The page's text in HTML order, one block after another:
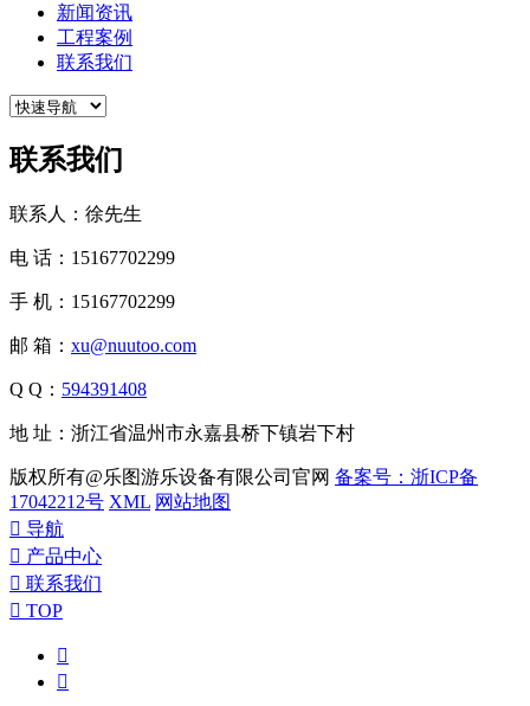
新闻资讯
工程案例
联系我们
联系我们
联系人：徐先生
电 话：15167702299
手 机：15167702299
邮 箱： xu@nuutoo.com
Q Q： 594391408
地 址：浙江省温州市永嘉县桥下镇岩下村
版权所有@乐图游乐设备有限公司官网 备案号：浙ICP备
17042212号 XML 网站地图
 导航
 产品中心
 联系我们
 TOP

